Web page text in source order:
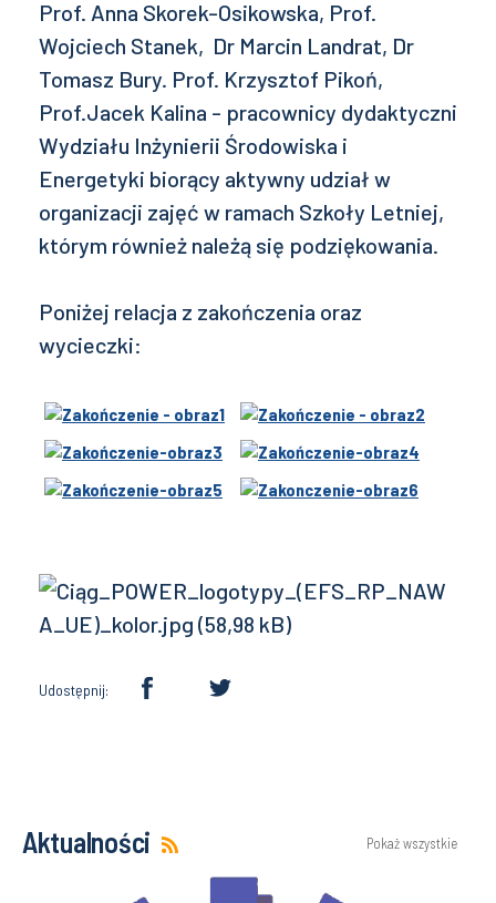
Prof. Anna Skorek-Osikowska, Prof.
Wojciech Stanek, Dr Marcin Landrat, Dr
Tomasz Bury. Prof. Krzysztof Pikoń,
Prof.Jacek Kalina - pracownicy dydaktyczni
Wydziału Inżynierii Środowiska i
Energetyki biorący aktywny udział w
organizacji zajęć w ramach Szkoły Letniej,
którym również należą się podziękowania.
Poniżej relacja z zakończenia oraz
wycieczki:
Udostępnij:
Aktualności Pokaż wszystkie